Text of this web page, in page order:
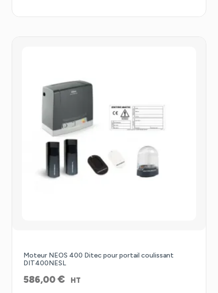
Moteur NEOS 400 Ditec pour portail coulissant
DIT400NESL
586,00€ HT